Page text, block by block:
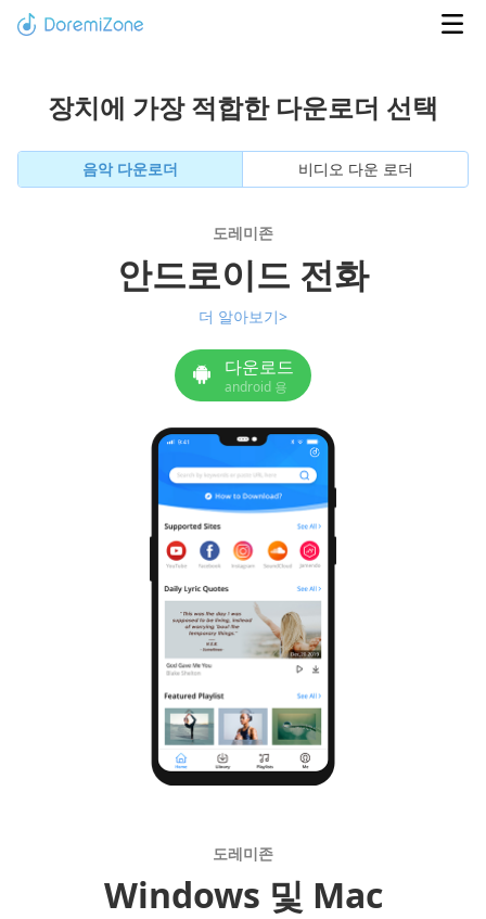
장치에 가장 적합한 다운로더 선택
음악 다운로더 비디오 다운 로더
도레미존
안드로이드 전화
더 알아보기>
다운로드
android 용
도레미존
Windows 및 Mac